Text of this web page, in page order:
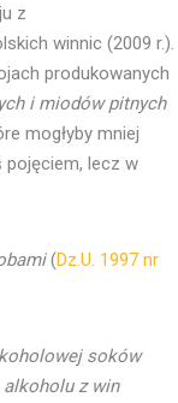
z
winnic (2009 r.).
produkowanych
i miodów pitnych
mogłyby mniej
pojęciem, lecz w
(Dz.U. 1997 nr
soków
z win